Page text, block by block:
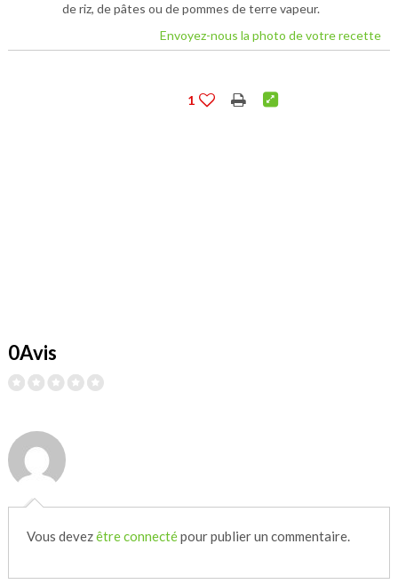
de riz, de pâtes ou de pommes de terre vapeur.
Envoyez-nous la photo de votre recette
1
0Avis
Vous devezêtre connectépour publier un commentaire.